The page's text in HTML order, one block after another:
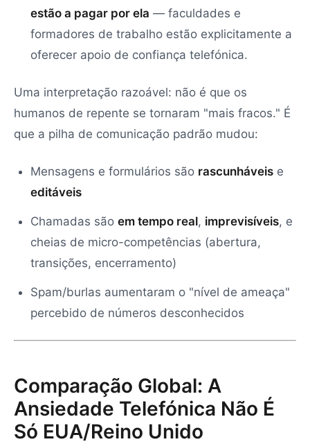
estão a pagar por ela — faculdades e
formadores de trabalho estão explicitamente a
oferecer apoio de confiança telefónica.
Uma interpretação razoável: não é que os
humanos de repente se tornaram "mais fracos." É
que a pilha de comunicação padrão mudou:
Mensagens e formulários são rascunháveis e
editáveis
Chamadas são em tempo real, imprevisíveis, e
cheias de micro-competências (abertura,
transições, encerramento)
Spam/burlas aumentaram o "nível de ameaça"
percebido de números desconhecidos
Comparação Global: A
Ansiedade Telefónica Não É
Só EUA/Reino Unido